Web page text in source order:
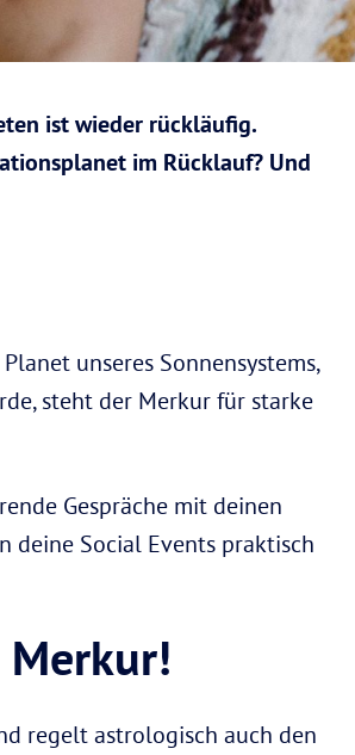
ist wieder rückläufig.
im Rücklauf? Und
unseres Sonnensystems,
steht der Merkur für starke
Gespräche mit deinen
deine Social Events praktisch
Merkur!
regelt astrologisch auch den